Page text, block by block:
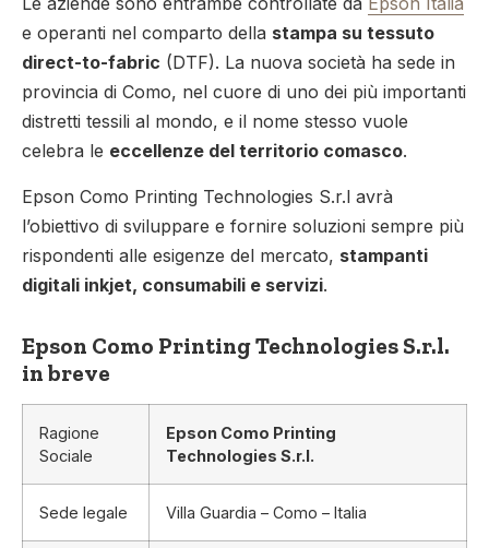
e operanti nel comparto della stampa su tessuto
direct-to-fabric (DTF). La nuova società ha sede in
provincia di Como, nel cuore di uno dei più importanti
distretti tessili al mondo, e il nome stesso vuole
celebra le eccellenze del territorio comasco.
Epson Como Printing Technologies S.r.l avrà
l’obiettivo di sviluppare e fornire soluzioni sempre più
rispondenti alle esigenze del mercato, stampanti
digitali inkjet, consumabili e servizi.
Epson Como Printing Technologies S.r.l.
in breve
Ragione
Sociale
Epson Como Printing
Technologies S.r.l.
Sede legale Villa Guardia – Como – Italia